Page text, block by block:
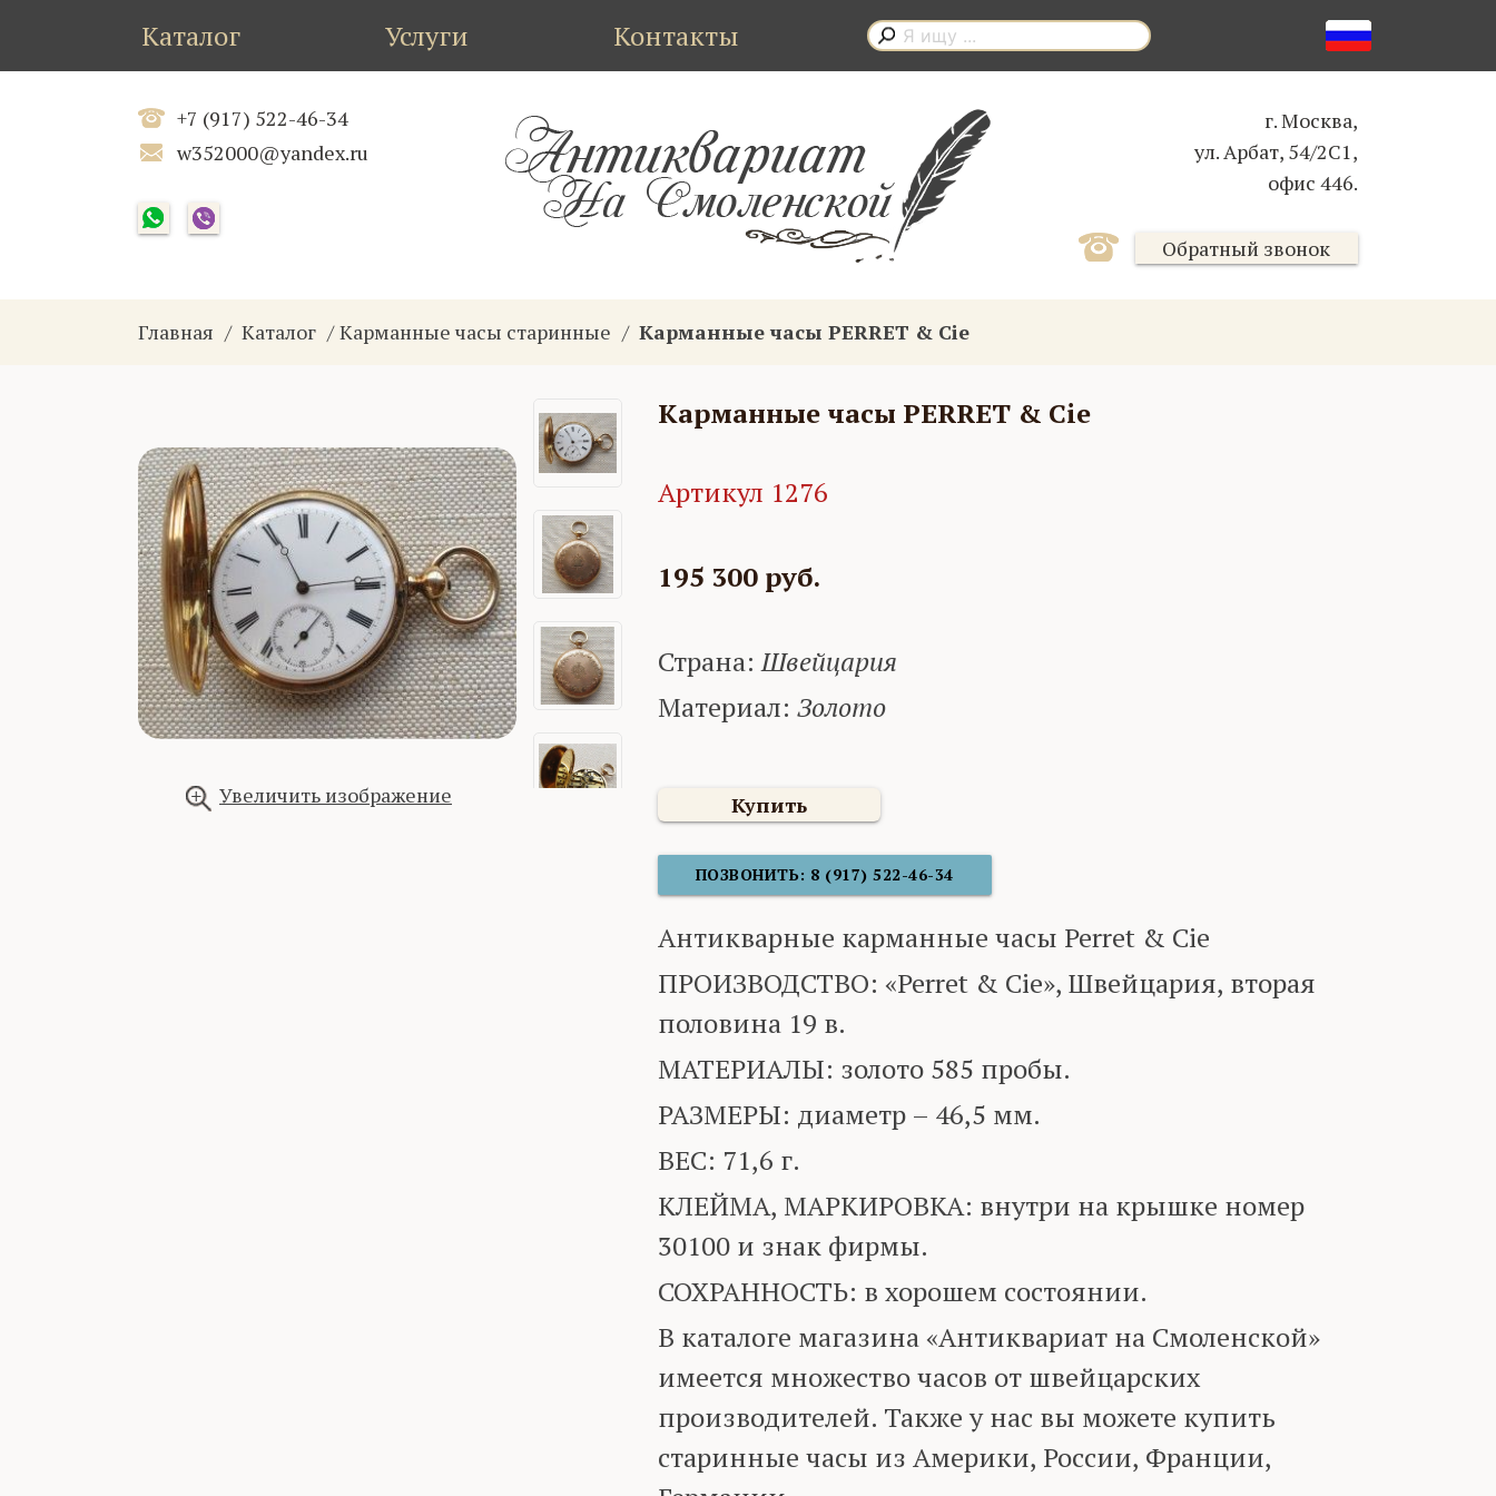
Каталог Услуги Контакты
+7 (917) 522-46-34
w352000@yandex.ru
г. Москва,
ул. Арбат, 54/2С1,
офис 446.
Обратный звонок
Главная Каталог Карманные часы старинные Карманные часы PERRET & Cie
Увеличить изображение
Карманные часы PERRET & Cie
Артикул 1276
195 300 руб.
Страна:Швейцария
Материал: Золото
Купить
ПОЗВОНИТЬ: 8 (917) 522-46-34
Антикварные карманные часы Perret & Cie
ПРОИЗВОДСТВО: «Perret & Cie», Швейцария, вторая
половина 19 в.
МАТЕРИАЛЫ: золото 585 пробы.
РАЗМЕРЫ: диаметр – 46,5 мм.
ВЕС: 71,6 г.
КЛЕЙМА, МАРКИРОВКА: внутри на крышке номер
30100 и знак фирмы.
СОХРАННОСТЬ: в хорошем состоянии.
В каталоге магазина «Антиквариат на Смоленской»
имеется множество часов от швейцарских
производителей. Также у нас вы можете купить
старинные часы из Америки, России, Франции,